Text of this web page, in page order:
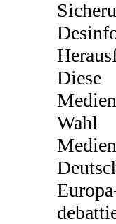
Diese